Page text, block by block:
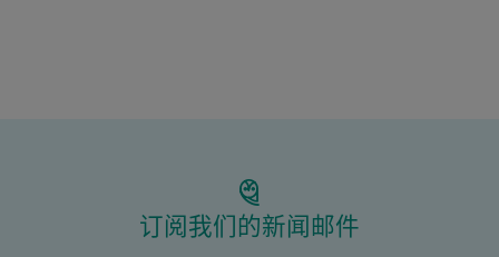
订阅我们的新闻邮件